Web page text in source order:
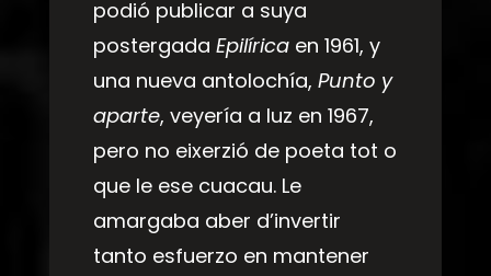
podió publicar a suya
postergada Epilíricaen 1961, y
una nueva antolochía, Punto y
aparte, veyería a luz en 1967,
pero no eixerzió de poeta tot o
que le ese cuacau. Le
amargaba aber d’invertir
tanto esfuerzo en mantener